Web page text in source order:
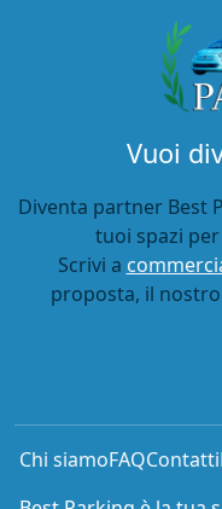
Vuoi
Diventa partner Best
tuoi spazi
Scrivi a
proposta, il
Chi siamoFAQContatti